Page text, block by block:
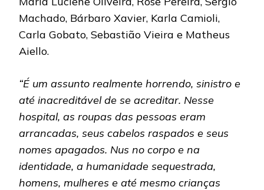
Machado, Bárbaro Xavier, Karla Camioli,
Carla Gobato, Sebastião Vieira e Matheus
Aiello.
“É um assunto realmente horrendo, sinistro e
até inacreditável de se acreditar. Nesse
hospital, as roupas das pessoas eram
arrancadas, seus cabelos raspados e seus
nomes apagados. Nus no corpo e na
identidade, a humanidade sequestrada,
homens, mulheres e até mesmo crianças